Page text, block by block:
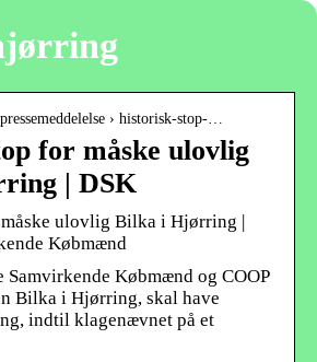
› historisk-stop-…
for måske ulovlig
| DSK
ulovlig Bilka i Hjørring |
Købmænd
Købmænd og COOP
Bilka i Hjørring, skal have
indtil klagenævnet på et